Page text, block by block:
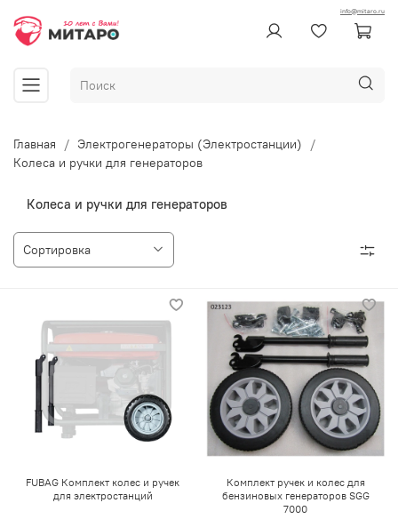
info@mitaro.ru
Главная
Электрогенераторы (Электростанции)
Колеса и ручки для генераторов
Колеса и ручки для генераторов
FUBAG Комплект колес и ручек
для электростанций
Комплект ручек и колес для
бензиновых генераторов SGG
7000